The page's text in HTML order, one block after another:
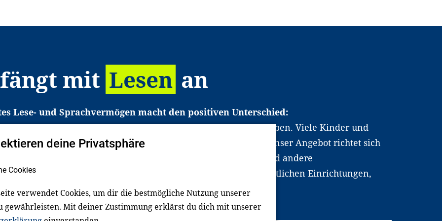
mit Lesen an
Lese- und Sprachvermögen macht den positiven Unterschied:
den Zugang zu Bildung und einem erfolgreichen Berufsleben. Viele Kinder und
in Deutschland haben aber große Schwierigkeiten dabei. Unser Angebot richtet sich
gezielt an Familien sowie an Erzieher*innen, Lehrer*innen und andere
Dafür arbeiten wir eng mit Ministerien, wissenschaftlichen Einrichtungen,
Unternehmen und anderen Stiftungen zusammen.
deine Privatsphäre
Cookies
verwendet Cookies, um dir die bestmögliche Nutzung unserer
gewährleisten. Mit deiner Zustimmung erklärst du dich mit unserer